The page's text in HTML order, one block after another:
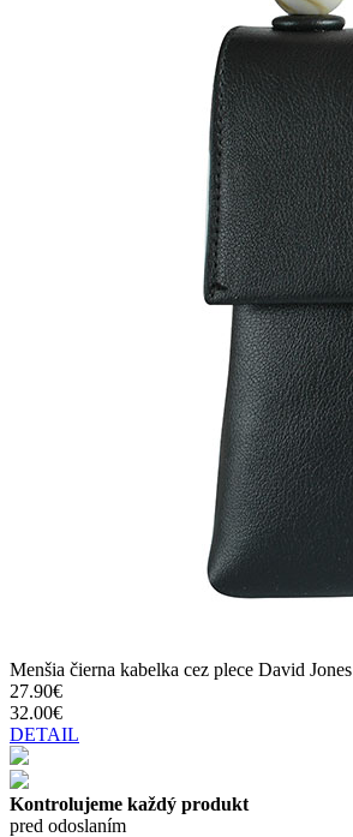
Menšia čierna kabelka cez plece David Jones
27.90€
32.00€
DETAIL
Kontrolujeme každý produkt
pred odoslaním